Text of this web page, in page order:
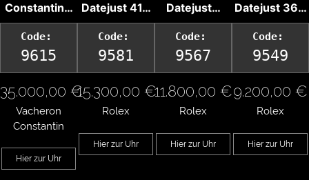
Constantin…
Code:
9615
35.000,00 €
Vacheron
Constantin
Hier zur Uhr
Datejust 41…
Code:
9581
15.300,00 €
Rolex
Hier zur Uhr
Datejust…
Code:
9567
11.800,00 €
Rolex
Hier zur Uhr
Datejust 36…
Code:
9549
9.200,00 €
Rolex
Hier zur Uhr